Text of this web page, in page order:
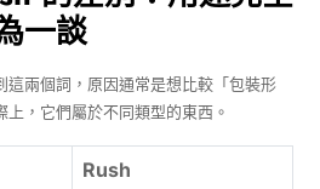
一談
這兩個詞，原因通常是想比較「包裝形
，它們屬於不同類型的東西。
Rush